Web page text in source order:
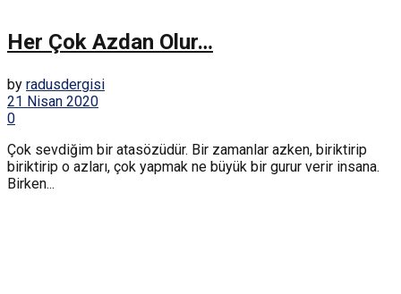
Her Çok Azdan Olur…
by radusdergisi
21 Nisan 2020
0
Çok sevdiğim bir atasözüdür. Bir zamanlar azken, biriktirip
biriktirip o azları, çok yapmak ne büyük bir gurur verir insana.
Birken...